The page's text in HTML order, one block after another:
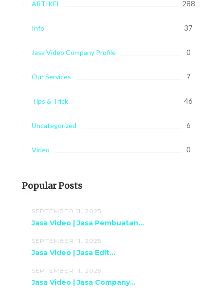
ARTIKEL 288
Info 37
Jasa Video Company Profile 0
Our Services 7
Tips & Trick 46
Uncategorized 6
Video 0
Popular Posts
SEPTEMBER 11, 2025
Jasa Video | Jasa Pembuatan...
SEPTEMBER 11, 2025
Jasa Video | Jasa Edit...
SEPTEMBER 11, 2025
Jasa Video | Jasa Company...